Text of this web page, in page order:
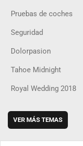
Pruebas de coches
Seguridad
Dolorpasion
Tahoe Midnight
Royal Wedding 2018
VER MÁS TEMAS